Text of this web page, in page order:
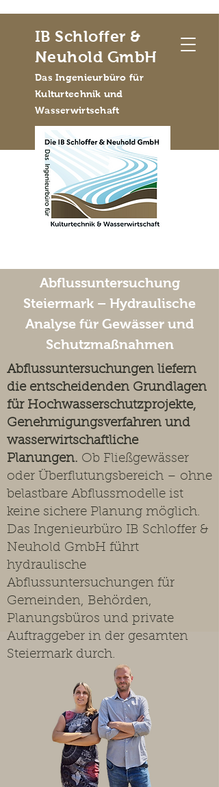
IB Schloffer &
Neuhold GmbH
Das Ingenieurbüro für
Kulturtechnik und
Wasserwirtschaft
Abflussuntersuchung
Steiermark – Hydraulische
Analyse für Gewässer und
Schutzmaßnahmen
Abflussuntersuchungen liefern
die entscheidenden Grundlagen
für Hochwasserschutzprojekte,
Genehmigungsverfahren und
wasserwirtschaftliche
Planungen. Ob Fließgewässer
oder Überflutungsbereich – ohne
belastbare Abflussmodelle ist
keine sichere Planung möglich.
Das Ingenieurbüro IB Schloffer &
Neuhold GmbH führt
hydraulische
Abflussuntersuchungen für
Gemeinden, Behörden,
Planungsbüros und private
Auftraggeber in der gesamten
Steiermark durch.